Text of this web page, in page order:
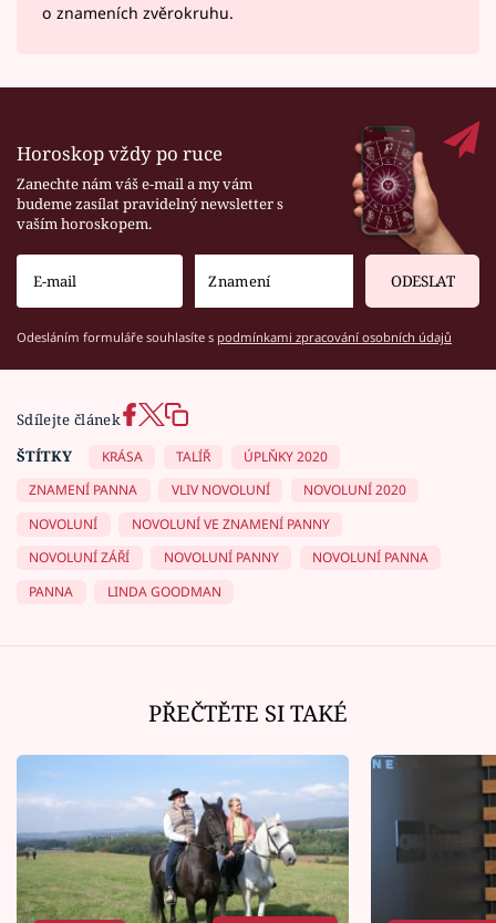
o znameních zvěrokruhu.
Horoskop vždy po ruce
Zanechte nám váš e-mail a my vám
budeme zasílat pravidelný newsletter s
vaším horoskopem.
ODESLAT
Odesláním formuláře souhlasíte s podmínkami zpracování osobních údajů
Sdílejte článek
ŠTÍTKY
KRÁSA TALÍŘ
ÚPLŇKY 2020
ZNAMENÍ PANNA
VLIV NOVOLUNÍ
NOVOLUNÍ 2020
NOVOLUNÍ
NOVOLUNÍ VE ZNAMENÍ PANNY
NOVOLUNÍ ZÁŘÍ
NOVOLUNÍ PANNY
NOVOLUNÍ PANNA
PANNA
LINDA GOODMAN
PŘEČTĚTE SI TAKÉ